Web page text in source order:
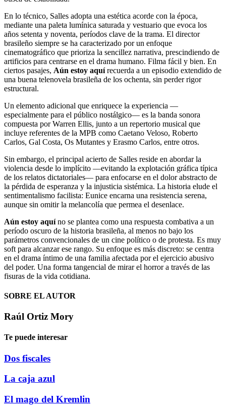
En lo técnico, Salles adopta una estética acorde con la época,
mediante una paleta lumínica saturada y vestuario que evoca los
años setenta y noventa, períodos clave de la trama. El director
brasileño siempre se ha caracterizado por un enfoque
cinematográfico que prioriza la sencillez narrativa, prescindiendo de
artificios para centrarse en el drama humano. Filma fácil y bien. En
ciertos pasajes, Aún estoy aquírecuerda a un episodio extendido de
una buena telenovela brasileña de los ochenta, sin perder rigor
estructural.
Un elemento adicional que enriquece la experiencia —
especialmente para el público nostálgico— es la banda sonora
compuesta por Warren Ellis, junto a un repertorio musical que
incluye referentes de la MPB como Caetano Veloso, Roberto
Carlos, Gal Costa, Os Mutantes y Erasmo Carlos, entre otros.
Sin embargo, el principal acierto de Salles reside en abordar la
violencia desde lo implícito —evitando la explotación gráfica típica
de los relatos dictatoriales— para enfocarse en el dolor abstracto de
la pérdida de esperanza y la injusticia sistémica. La historia elude el
sentimentalismo facilista: Eunice encarna una resistencia serena,
aunque sin omitir la melancolía que permea el desenlace.
Aún estoy aquíno se plantea como una respuesta combativa a un
período oscuro de la historia brasileña, al menos no bajo los
parámetros convencionales de un cine político o de protesta. Es muy
soft para alcanzar ese rango. Su enfoque es más discreto: se centra
en el drama íntimo de una familia afectada por el ejercicio abusivo
del poder. Una forma tangencial de mirar el horror a través de las
fisuras de la vida cotidiana.
SOBRE EL AUTOR
Raúl Ortiz Mory
Te puede interesar
Dos fiscales
La caja azul
El mago del Kremlin